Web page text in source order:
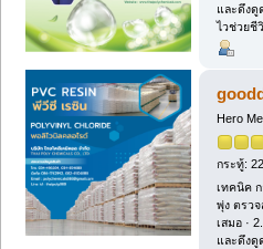
และดึงดู
ไวช่วยชี
Hero
กระทู้:
เทคนิค
พุ่ง ตรว
เสมอ ·
และดึงดู